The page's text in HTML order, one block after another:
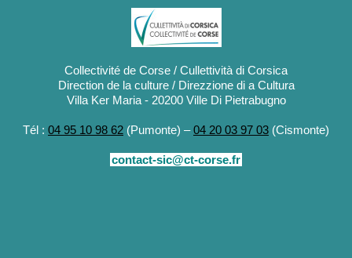
Collectivité de Corse / Cullettività di Corsica
Direction de la culture / Direzzione di a Cultura
Villa Ker Maria - 20200 Ville Di Pietrabugno
Tél : 04 95 10 98 62 (Pumonte) –04 20 03 97 03 (Cismonte)
contact-sic@ct-corse.fr